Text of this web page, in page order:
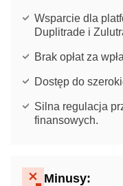
Wsparcie dla
Duplitrade i
Brak opłat za
Dostęp do
Silna regulacja
finansowych.
Minusy: